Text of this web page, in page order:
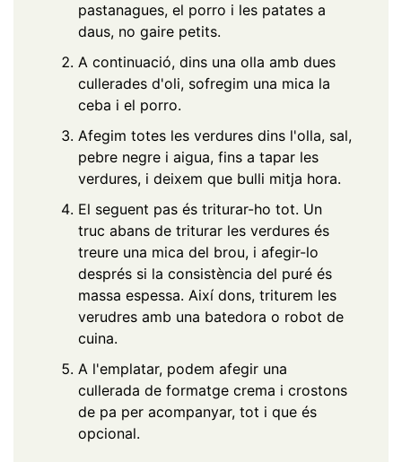
pastanagues, el porro i les patates a
daus, no gaire petits.
A continuació, dins una olla amb dues
cullerades d'oli, sofregim una mica la
ceba i el porro.
Afegim totes les verdures dins l'olla, sal,
pebre negre i aigua, fins a tapar les
verdures, i deixem que bulli mitja hora.
El seguent pas és triturar-ho tot. Un
truc abans de triturar les verdures és
treure una mica del brou, i afegir-lo
després si la consistència del puré és
massa espessa. Així dons, triturem les
verudres amb una batedora o robot de
cuina.
A l'emplatar, podem afegir una
cullerada de formatge crema i crostons
de pa per acompanyar, tot i que és
opcional.